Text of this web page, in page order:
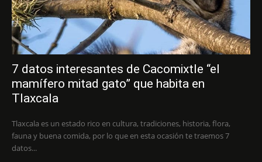
7 datos interesantes de Cacomixtle “el
mamífero mitad gato” que habita en
Tlaxcala
Tlaxcala es un estado rico en cultura, tradiciones, historia, flora,
fauna y buena comida, por lo que en esta ocasión te traemos 7
datos...